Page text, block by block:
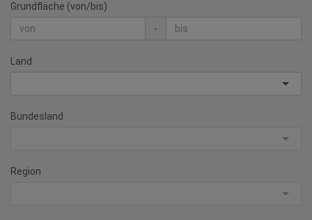
Grundfläche (von/bis)
-
Land
Bundesland
Region